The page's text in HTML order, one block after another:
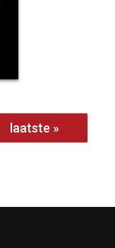
laatste »